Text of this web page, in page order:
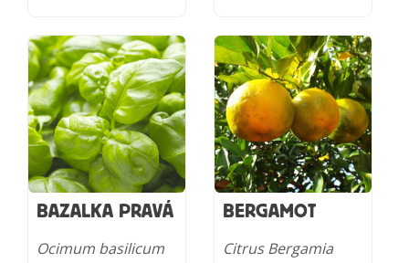
BAZALKA PRAVÁ
Ocimum basilicum
BERGAMOT
Citrus Bergamia